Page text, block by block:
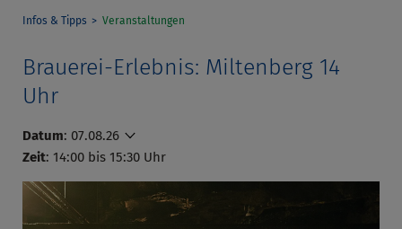
Infos & Tipps Veranstaltungen
Brauerei-Erlebnis: Miltenberg 14
Uhr
Datum: 07.08.26
Zeit: 14:00 bis 15:30 Uhr